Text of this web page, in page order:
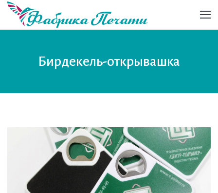
Бирдекель-открывашка